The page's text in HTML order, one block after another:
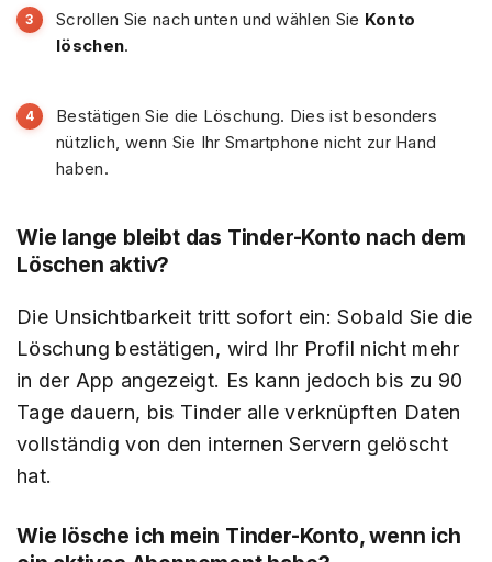
Scrollen Sie nach unten und wählen Sie Konto
löschen.
Bestätigen Sie die Löschung. Dies ist besonders
nützlich, wenn Sie Ihr Smartphone nicht zur Hand
haben.
Wie lange bleibt das Tinder-Konto nach dem
Löschen aktiv?
Die Unsichtbarkeit tritt sofort ein: Sobald Sie die
Löschung bestätigen, wird Ihr Profil nicht mehr
in der App angezeigt. Es kann jedoch bis zu 90
Tage dauern, bis Tinder alle verknüpften Daten
vollständig von den internen Servern gelöscht
hat.
Wie lösche ich mein Tinder-Konto, wenn ich